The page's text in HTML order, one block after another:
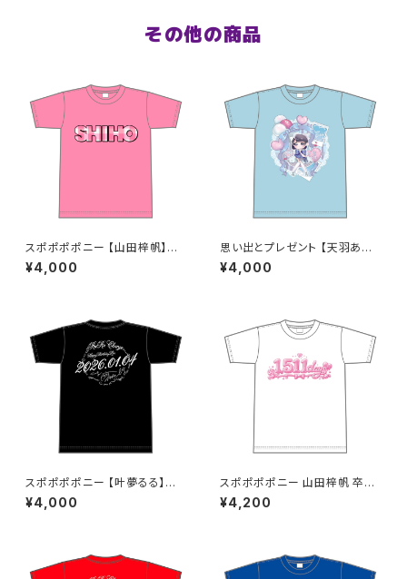
その他の商品
スポポポポニー 【山田梓帆】生
誕祭Tシャツ S〜XLサイズ
¥4,000
思い出とプレゼント 【天羽あい】
生誕Ｔシャツ M〜XLサイズ
¥4,000
スポポポポニー 【叶夢るる】生
誕祭Tシャツ ブラック S〜XLサ
イズ
¥4,000
スポポポポニー 山田梓帆 卒業
記念Tシャツ XXL〜XXXLサイ
ズ
¥4,200